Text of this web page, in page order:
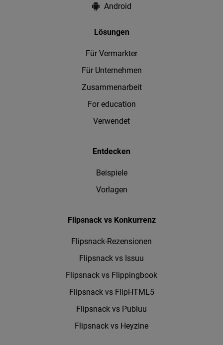
Android
Lösungen
Für Vermarkter
Für Unternehmen
Zusammenarbeit
For education
Verwendet
Entdecken
Beispiele
Vorlagen
Flipsnack vs Konkurrenz
Flipsnack-Rezensionen
Flipsnack vs Issuu
Flipsnack vs Flippingbook
Flipsnack vs FlipHTML5
Flipsnack vs Publuu
Flipsnack vs Heyzine